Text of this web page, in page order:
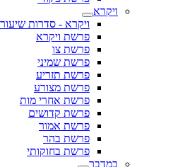
ויקרא
ויקרא - סדרות
פרשת ויקרא
פרשת צו
פרשת שמיני
פרשת תזריע
פרשת מצורע
פרשת אחרי מות
פרשת קדושים
פרשת אמור
פרשת בהר
פרשת בחוקותי
במדבר